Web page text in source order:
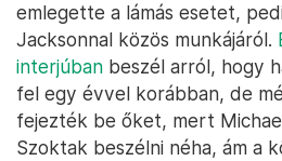
emlegette a lámás esetet,
Jacksonnal közös munkájáról.
interjúban beszél arról, hogy
fel egy évvel korábban, de
fejezték be őket, mert
Szoktak beszélni néha, ám a